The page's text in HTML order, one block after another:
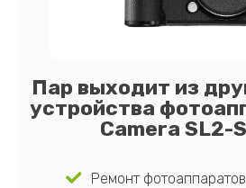
Пар выходит из
устройства
Camera SL2-
Ремонт